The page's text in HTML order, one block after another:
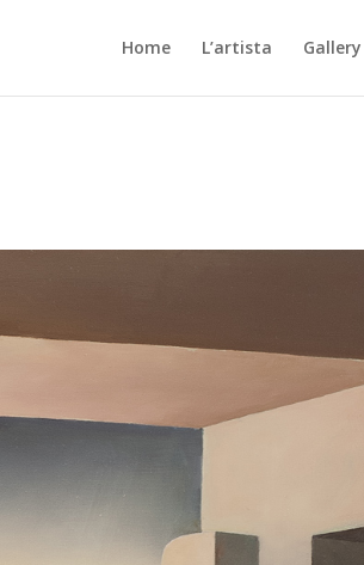
Home L’artista Gallery